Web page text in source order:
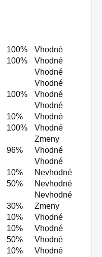
100%
Vhodné
100%
Vhodné
Vhodné
Vhodné
100%
Vhodné
Vhodné
10%
Vhodné
100%
Vhodné
Zmeny
96%
Vhodné
Vhodné
10%
Nevhodné
50%
Nevhodné
Nevhodné
30%
Zmeny
10%
Vhodné
10%
Vhodné
50%
Vhodné
10%
Vhodné